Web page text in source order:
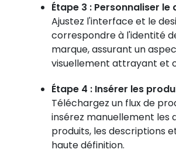
Étape 3 : Personnaliser le
Ajustez l'interface et le
correspondre à l'identité
marque, assurant un
visuellement attrayant et
Étape 4 : Insérer les
Téléchargez un flux de
insérez manuellement les
produits, les descriptions
haute définition.